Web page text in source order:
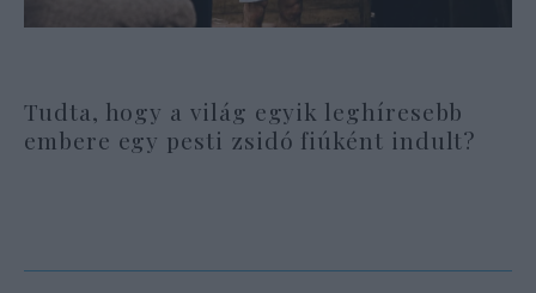
Tudta, hogy a világ egyik leghíresebb
embere egy pesti zsidó fiúként indult?